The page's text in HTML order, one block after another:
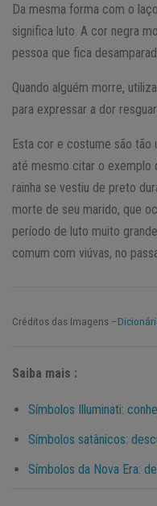
Da mesma forma com o
significa luto. A cor negra
pessoa que fica
Quando alguém morre,
para expressar a dor
Esta cor e costume são tão
até mesmo citar o exemplo
rainha se vestiu de preto
morte de seu marido, que
período de luto muito
comum com viúvas, no
Créditos das Imagens –
Saiba mais :
Símbolos Illuminati:
Símbolos satânicos:
Símbolos da Nova Era: